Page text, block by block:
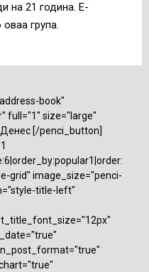
на 21 година. Е-
оваа група.
book"
full="1" size="large"
Денес [/penci_button]
grid" image_size="penci-
title-left"